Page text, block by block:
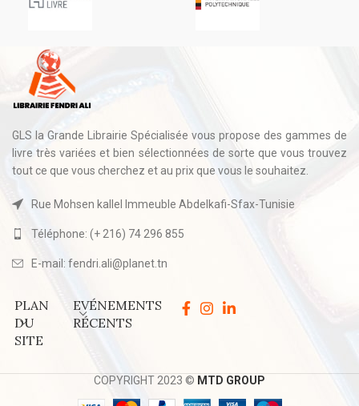
GLS la Grande Librairie Spécialisée vous propose des gammes de
livre très variées et bien sélectionnées de sorte que vous trouvez
tout ce que vous cherchez et au prix que vous le souhaitez.
Rue Mohsen kallel Immeuble Abdelkafi-Sfax-Tunisie
Téléphone: (+ 216) 74 296 855
E-mail: fendri.ali@planet.tn
PLAN
DU
SITE
EVÉNEMENTS
RÉCENTS
COPYRIGHT 2023 © MTD GROUP